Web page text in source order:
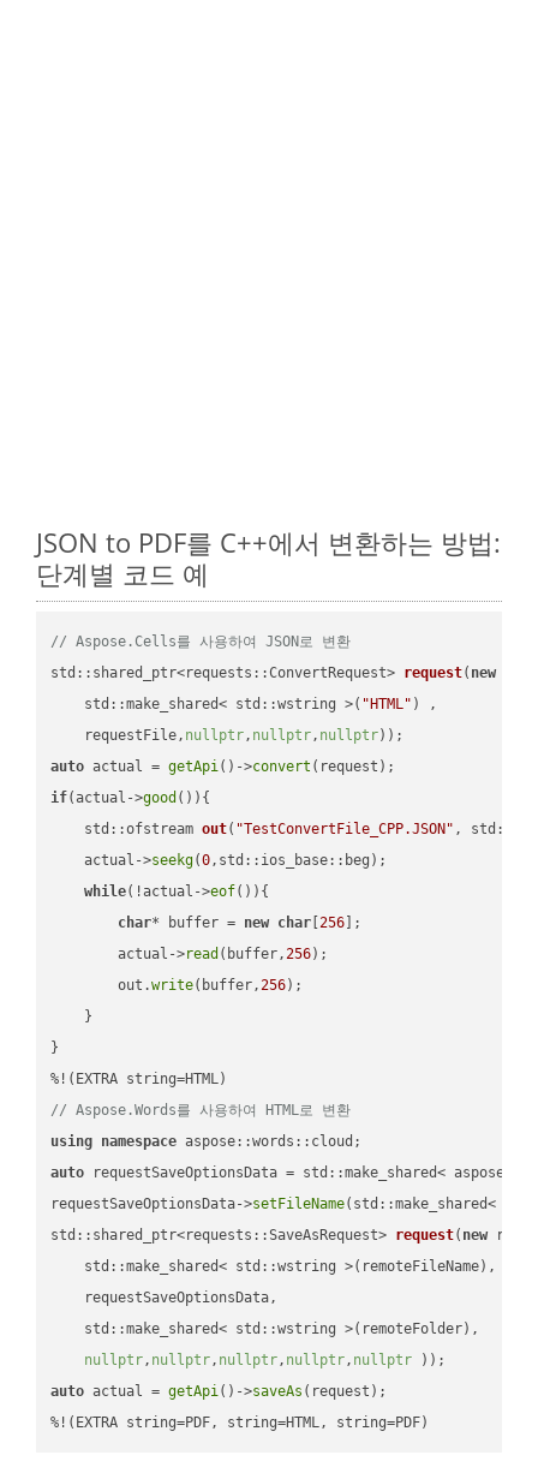
JSON to PDF를 C++에서 변환하는 방법:
단계별 코드 예
// Aspose.Cells를 사용하여 JSON로 변환
std::shared_ptr<requests::ConvertRequest> request( new
    std::make_shared< std::wstring >(
"HTML" ) ,
    requestFile,
nullptr, nullptr, nullptr))
auto actual = getApi()->convert
if(actual->good ()){
std::ofstream out( "TestConvertFile_CPP.JSON" ,
    actual->
seekg(0,std::ios_base::beg);
while(!actual->eof()){
char* buffer = new char [256 ];
        actual->
read (buffer,256);
        out.
write(buffer,256);
    }
}
// Aspose.Words를 사용하여 HTML로 변환
using namespace
auto requestSaveOptionsData = std::make_shared<
requestSaveOptionsData->setFileName(std::make_shared<
std::shared_ptr<requests::SaveAsRequest> request( new
    std::make_shared< std::wstring >(remoteFileName),
    requestSaveOptionsData,
    std::make_shared< std::wstring >(remoteFolder),
nullptr, nullptr, nullptr, nullptr, nullptr ))
auto actual = getApi()->saveAs (request);
%!(EXTRA string=PDF, string=HTML, string=PDF)